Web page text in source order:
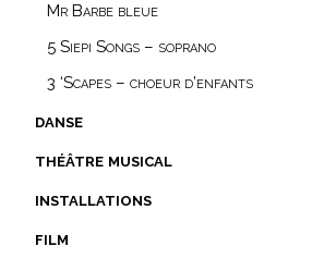
film
installations
théâtre musical
danse
3 ‘Scapes – choeur d’enfants
5 Siepi Songs – soprano
Mr Barbe bleue